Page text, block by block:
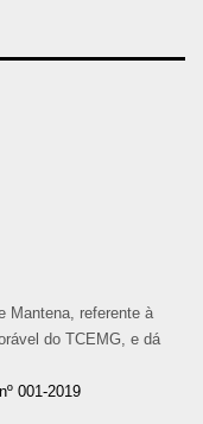
Mantena, referente à
do TCEMG, e dá
001-2019